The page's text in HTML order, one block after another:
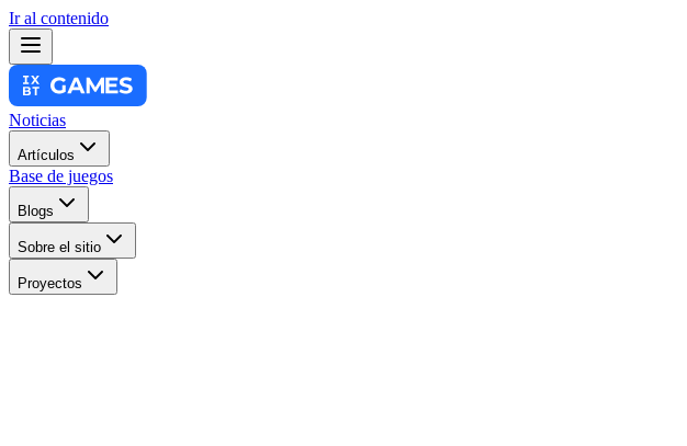
Ir al contenido
Noticias
Artículos
Base de juegos
Blogs
Sobre el sitio
Proyectos